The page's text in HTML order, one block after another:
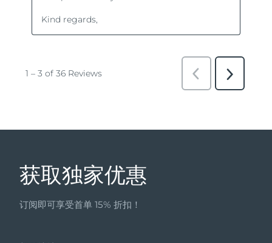
获取独家优惠
订阅即可享受首单 15% 折扣！